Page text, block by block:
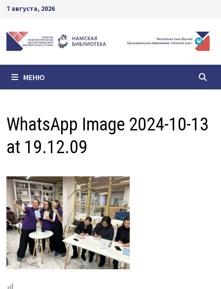
Перейти
содержимому
7 августа, 2026
МЕНЮ
WhatsApp Image 2024-10-13
at 19.12.09